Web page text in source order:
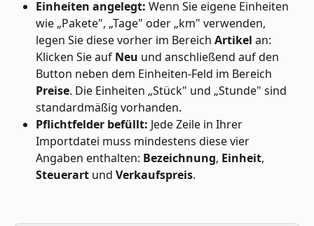
Einheiten angelegt: Wenn Sie eigene Einheiten
wie „Pakete", „Tage" oder „km" verwenden,
legen Sie diese vorher im Bereich Artikel an:
Klicken Sie auf Neu und anschließend auf den
Button neben dem Einheiten-Feld im Bereich
Preise. Die Einheiten „Stück" und „Stunde" sind
standardmäßig vorhanden.
Pflichtfelder befüllt: Jede Zeile in Ihrer
Importdatei muss mindestens diese vier
Angaben enthalten: Bezeichnung, Einheit,
Steuerart und Verkaufspreis.